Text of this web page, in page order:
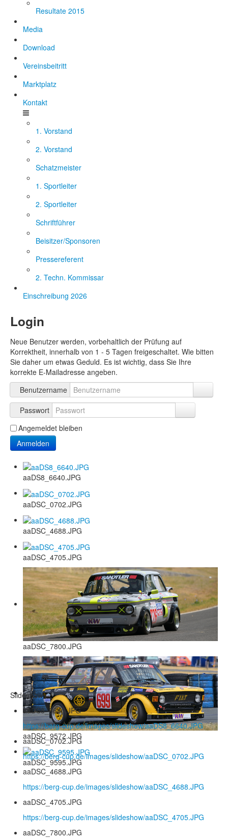
Resultate 2015
Media
Download
Vereinsbeitritt
Marktplatz
Kontakt
1. Vorstand
2. Vorstand
Schatzmeister
1. Sportleiter
2. Sportleiter
Schriftführer
Beisitzer/Sponsoren
Pressereferent
2. Techn. Kommissar
Einschreibung 2026
Login
Neue Benutzer werden, vorbehaltlich der Prüfung auf
Korrektheit, innerhalb von 1 - 5 Tagen freigeschaltet. Wie bitten
Sie daher um etwas Geduld. Es ist wichtig, dass Sie Ihre
korrekte E-Mailadresse angeben.
Benutzername
Passwort
Angemeldet bleiben
Anmelden
aaDS8_6640.JPG
aaDSC_0702.JPG
aaDSC_4688.JPG
aaDSC_4705.JPG
aaDSC_7800.JPG
aaDSC_9572.JPG
aaDSC_9595.JPG
Slideshow
aaDS8_6640.JPG
https://berg-cup.de/images/slideshow/aaDS8_6640.JPG
aaDSC_0702.JPG
https://berg-cup.de/images/slideshow/aaDSC_0702.JPG
aaDSC_4688.JPG
https://berg-cup.de/images/slideshow/aaDSC_4688.JPG
aaDSC_4705.JPG
https://berg-cup.de/images/slideshow/aaDSC_4705.JPG
aaDSC_7800.JPG